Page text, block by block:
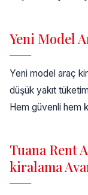
Yeni Model
Yeni model araç
düşük yakıt
Hem güvenli hem
Tuana Rent
kiralama